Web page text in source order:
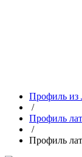
Профиль из
/
Профиль
/
Профиль